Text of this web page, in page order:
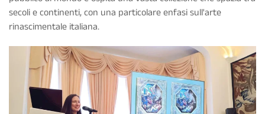
secoli e continenti, con una particolare enfasi sull'arte
rinascimentale italiana.